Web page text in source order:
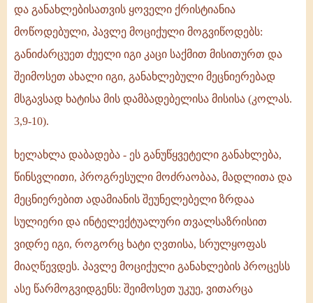
და განახლებისათვის ყოველი ქრისტიანია
მოწოდებული, პავლე მოციქული მოგვიწოდებს:
განიძარცუეთ ძუელი იგი კაცი საქმით მისითურთ და
შეიმოსეთ ახალი იგი, განახლებული მეცნიერებად
მსგავსად ხატისა მის დამბადებელისა მისისა (კოლას.
3,9-10).
ხელახლა დაბადება - ეს განუწყვეტელი განახლება,
წინსვლითი, პროგრესული მოძრაობაა, მადლითა და
მეცნიერებით ადამიანის შეუნელებელი ზრდაა
სულიერი და ინტელექტუალური თვალსაზრისით
ვიდრე იგი, როგორც ხატი ღვთისა, სრულყოფას
მიაღწევდეს. პავლე მოციქული განახლების პროცესს
ასე წარმოგვიდგენს: შეიმოსეთ უკუე, ვითარცა